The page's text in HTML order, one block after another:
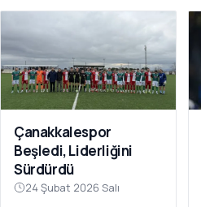
Çanakkalespor
Beşledi, Liderliğini
Sürdürdü
24 Şubat 2026 Salı